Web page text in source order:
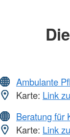
Ambulante
Karte: Link
Beratung für
Karte: Link